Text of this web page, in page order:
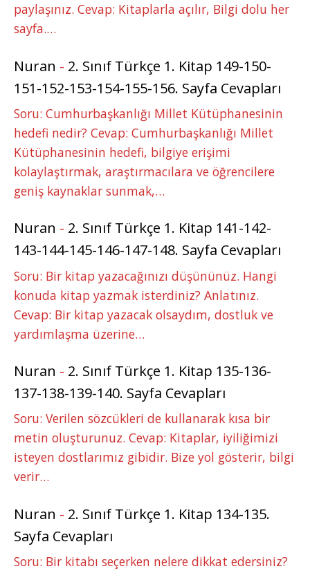
paylaşınız. Cevap: Kitaplarla açılır, Bilgi dolu her
sayfa.…
Nuran - 2. Sınıf Türkçe 1. Kitap 149-150-
151-152-153-154-155-156. Sayfa Cevapları
Soru: Cumhurbaşkanlığı Millet Kütüphanesinin
hedefi nedir? Cevap: Cumhurbaşkanlığı Millet
Kütüphanesinin hedefi, bilgiye erişimi
kolaylaştırmak, araştırmacılara ve öğrencilere
geniş kaynaklar sunmak,…
Nuran - 2. Sınıf Türkçe 1. Kitap 141-142-
143-144-145-146-147-148. Sayfa Cevapları
Soru: Bir kitap yazacağınızı düşününüz. Hangi
konuda kitap yazmak isterdiniz? Anlatınız.
Cevap: Bir kitap yazacak olsaydım, dostluk ve
yardımlaşma üzerine…
Nuran - 2. Sınıf Türkçe 1. Kitap 135-136-
137-138-139-140. Sayfa Cevapları
Soru: Verilen sözcükleri de kullanarak kısa bir
metin oluşturunuz. Cevap: Kitaplar, iyiliğimizi
isteyen dostlarımız gibidir. Bize yol gösterir, bilgi
verir…
Nuran - 2. Sınıf Türkçe 1. Kitap 134-135.
Sayfa Cevapları
Soru: Bir kitabı seçerken nelere dikkat edersiniz?